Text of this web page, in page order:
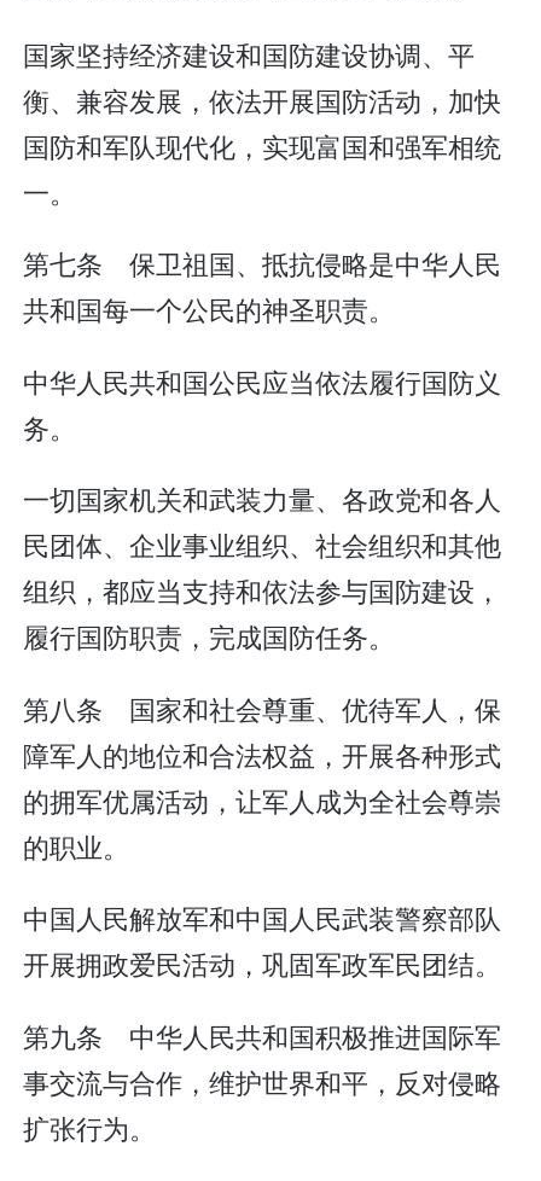
国家坚持经济建设和国防建设协调、平
衡、兼容发展，依法开展国防活动，加快
国防和军队现代化，实现富国和强军相统
一。
第七条 保卫祖国、抵抗侵略是中华人民
共和国每一个公民的神圣职责。
中华人民共和国公民应当依法履行国防义
务。
一切国家机关和武装力量、各政党和各人
民团体、企业事业组织、社会组织和其他
组织，都应当支持和依法参与国防建设，
履行国防职责，完成国防任务。
第八条 国家和社会尊重、优待军人，保
障军人的地位和合法权益，开展各种形式
的拥军优属活动，让军人成为全社会尊崇
的职业。
中国人民解放军和中国人民武装警察部队
开展拥政爱民活动，巩固军政军民团结。
第九条 中华人民共和国积极推进国际军
事交流与合作，维护世界和平，反对侵略
扩张行为。